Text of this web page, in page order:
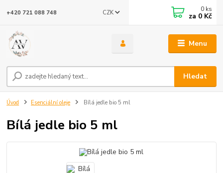
Menu
CZK
Hledat
+420 721 088 748 0 ks
za 0 Kč
Úvod Esenciální oleje Bílá jedle bio 5 ml
Bílá jedle bio 5 ml